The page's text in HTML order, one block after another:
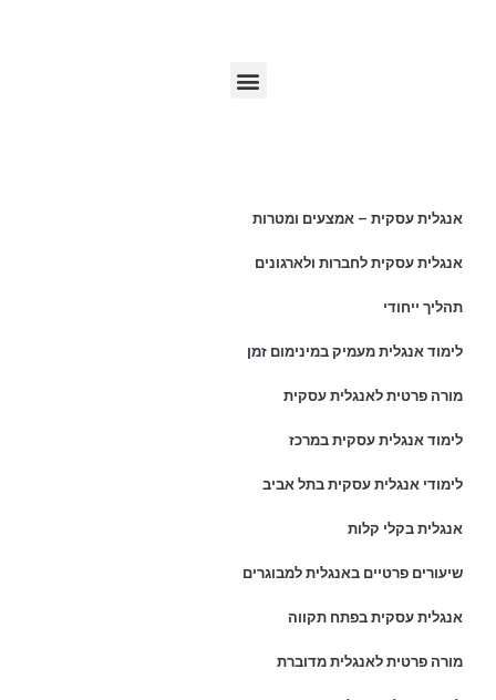
אנגלית עסקית – אמצעים ומטרות
אנגלית עסקית לחברות ולארגונים
תהליך ייחודי
לימוד אנגלית מעמיק במינימום זמן
מורה פרטית לאנגלית עסקית
לימוד אנגלית עסקית במרכז
לימודי אנגלית עסקית בתל אביב
אנגלית בקלי קלות
שיעורים פרטיים באנגלית למבוגרים
אנגלית עסקית בפתח תקווה
מורה פרטית לאנגלית מדוברת